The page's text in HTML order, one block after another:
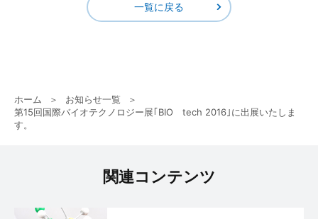
一覧に戻る
ホーム
お知らせ一覧
第15回国際バイオテクノロジー展｢BIO tech 2016｣に出展いたしま
す。
関連コンテンツ